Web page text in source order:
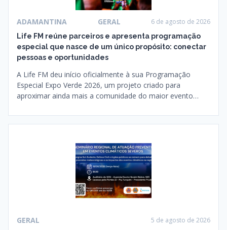
ADAMANTINA GERAL 6 de agosto de 2026
Life FM reúne parceiros e apresenta programação
especial que nasce de um único propósito: conectar
pessoas e oportunidades
A Life FM deu início oficialmente à sua Programação
Especial Expo Verde 2026, um projeto criado para
aproximar ainda mais a comunidade do maior evento…
GERAL 5 de agosto de 2026